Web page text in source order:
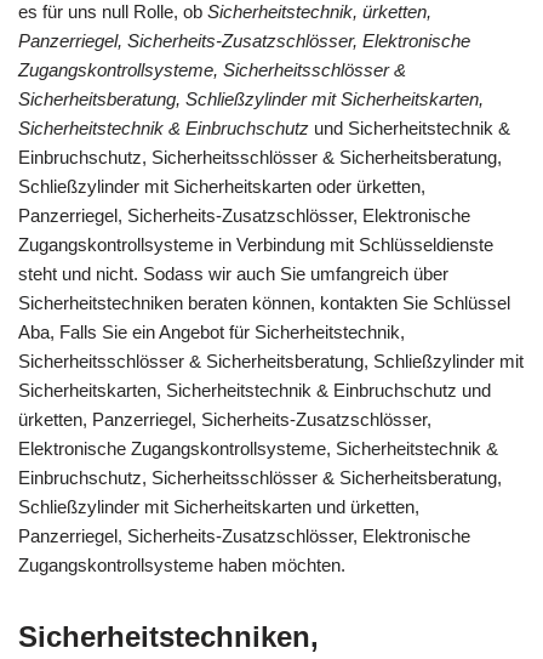
es für uns null Rolle, ob Sicherheitstechnik, ürketten,
Panzerriegel, Sicherheits-Zusatzschlösser, Elektronische
Zugangskontrollsysteme, Sicherheitsschlösser &
Sicherheitsberatung, Schließzylinder mit Sicherheitskarten,
Sicherheitstechnik & Einbruchschutz und Sicherheitstechnik &
Einbruchschutz, Sicherheitsschlösser & Sicherheitsberatung,
Schließzylinder mit Sicherheitskarten oder ürketten,
Panzerriegel, Sicherheits-Zusatzschlösser, Elektronische
Zugangskontrollsysteme in Verbindung mit Schlüsseldienste
steht und nicht. Sodass wir auch Sie umfangreich über
Sicherheitstechniken beraten können, kontakten Sie Schlüssel
Aba, Falls Sie ein Angebot für Sicherheitstechnik,
Sicherheitsschlösser & Sicherheitsberatung, Schließzylinder mit
Sicherheitskarten, Sicherheitstechnik & Einbruchschutz und
ürketten, Panzerriegel, Sicherheits-Zusatzschlösser,
Elektronische Zugangskontrollsysteme, Sicherheitstechnik &
Einbruchschutz, Sicherheitsschlösser & Sicherheitsberatung,
Schließzylinder mit Sicherheitskarten und ürketten,
Panzerriegel, Sicherheits-Zusatzschlösser, Elektronische
Zugangskontrollsysteme haben möchten.
Sicherheitstechniken,